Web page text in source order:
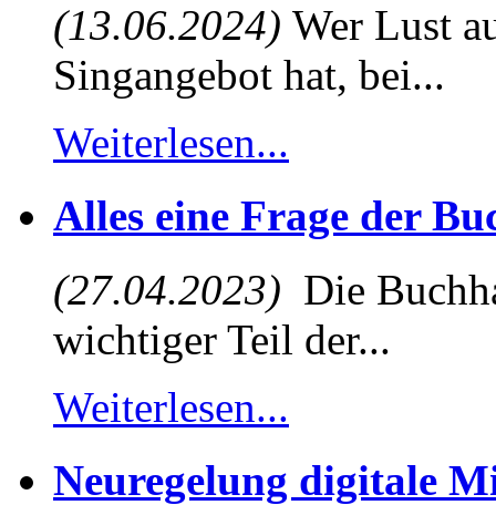
(13.06.2024) Wer Lust
Singangebot hat, bei...
Weiterlesen...
Alles eine Frage der
(27.04.2023) Die
wichtiger Teil der...
Weiterlesen...
Neuregelung digitale